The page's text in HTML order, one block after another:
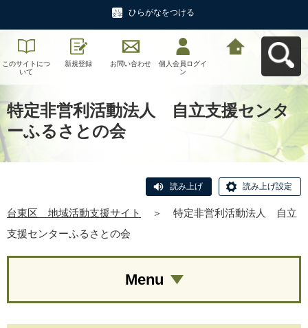
ひらがなをつける
このサイトにつ
いて
新規登録 お問い合わせ
個人会員ログイ
ン
特定非営利活動法人 自立支援センタ
ーふるさとの会
読み上げ 読み上げ設定
台東区 地域活動支援サイト ＞
特定非営利活動法人 自立
支援センターふるさとの会
Menu